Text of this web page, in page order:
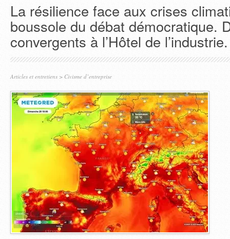
La résilience face aux crises
boussole du débat démocratique.
convergents à l’Hôtel de l’industrie.
Articles et entretiens > Civisme d’entreprise